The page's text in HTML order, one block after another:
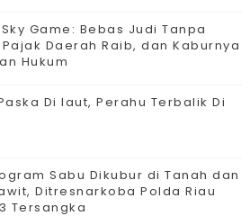
Game: Bebas Judi Tanpa
Daerah Raib, dan Kaburnya
Hukum
Di laut, Perahu Terbalik Di
Sabu Dikubur di Tanah dan
Ditresnarkoba Polda Riau
Tersangka